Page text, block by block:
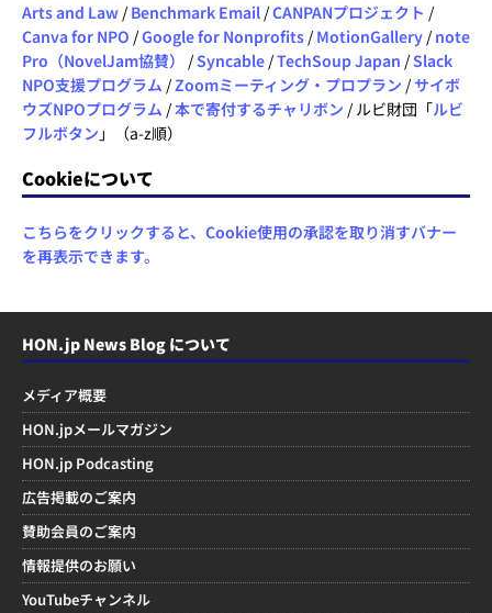
Arts and Law / Benchmark Email /CANPANプロジェクト /
Canva for NPO /Google for Nonprofits / MotionGallery / note
Pro（NovelJam協賛）
/Syncable /TechSoup Japan /Slack
NPO支援プログラム /Zoomミーティング・プロプラン /サイボ
ウズNPOプログラム /本で寄付するチャリボン / ルビ財団「ルビ
フルボタン 」（a-z順）
Cookieについて
こちらをクリックすると、Cookie使用の承認を取り消すバナー
を再表示できます。
HON.jp News Blog について
メディア概要
HON.jpメールマガジン
HON.jp Podcasting
広告掲載のご案内
賛助会員のご案内
情報提供のお願い
YouTubeチャンネル